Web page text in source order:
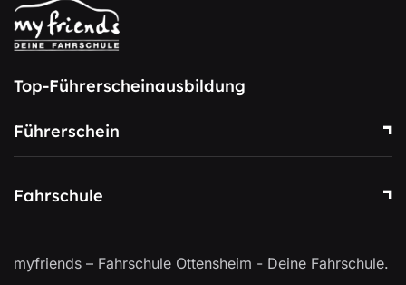
Top-Führerscheinausbildung
Führerschein
Fahrschule
myfriends – Fahrschule Ottensheim - Deine Fahrschule.